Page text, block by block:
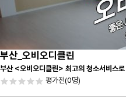
부산_오비오디클린
부산 <오비오디클린> 최고의 청소서비스
평가전(0명)